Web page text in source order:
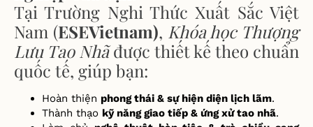
Tại Trường Nghi Thức Xuất Sắc Việt
Nam (ESEVietnam), Khóa học Thượng
Lưu Tao Nhã được thiết kế theo chuẩn
quốc tế, giúp bạn:
Hoàn thiện phong thái & sựhiện diện lịch lãm.
Thành thạo kỹnăng giao tiếp & ứng xửtao nhã.